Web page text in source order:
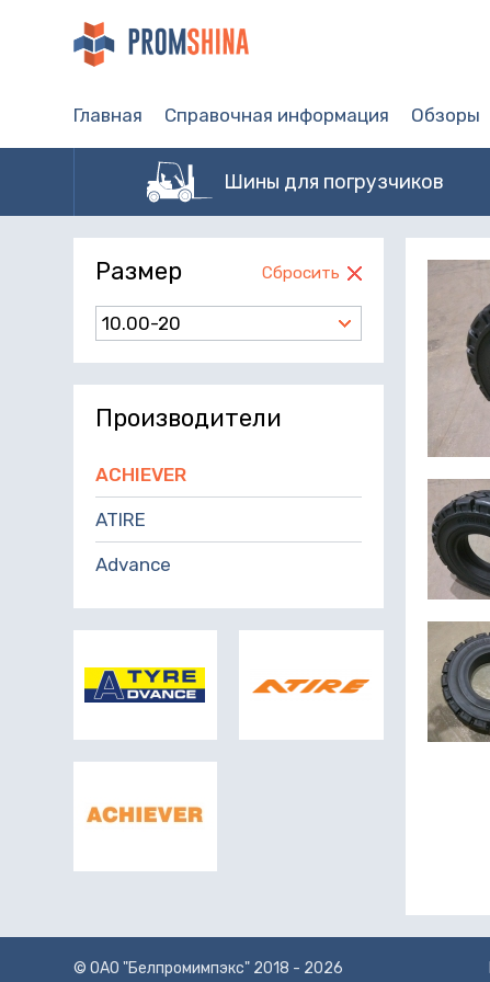
Главная Справочная информация Обзоры
Шины для погрузчиков
Сбросить
Размер
10.00-20
Производители
ACHIEVER
ATIRE
Advance
© ОАО "Белпромимпэкс" 2018 - 2026